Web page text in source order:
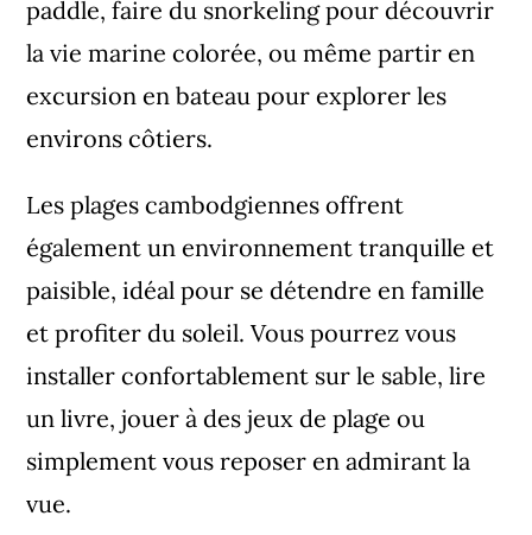
paddle, faire du snorkeling pour découvrir
la vie marine colorée, ou même partir en
excursion en bateau pour explorer les
environs côtiers.
Les plages cambodgiennes offrent
également un environnement tranquille et
paisible, idéal pour se détendre en famille
et profiter du soleil. Vous pourrez vous
installer confortablement sur le sable, lire
un livre, jouer à des jeux de plage ou
simplement vous reposer en admirant la
vue.